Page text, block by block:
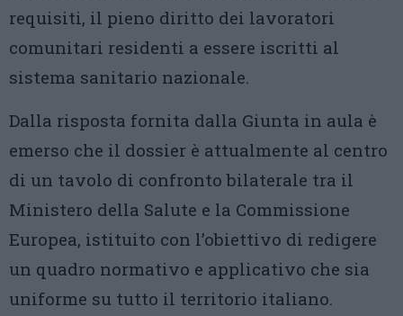
requisiti, il pieno diritto dei lavoratori
comunitari residenti a essere iscritti al
sistema sanitario nazionale.
Dalla risposta fornita dalla Giunta in aula è
emerso che il dossier è attualmente al centro
di un tavolo di confronto bilaterale tra il
Ministero della Salute e la Commissione
Europea, istituito con l’obiettivo di redigere
un quadro normativo e applicativo che sia
uniforme su tutto il territorio italiano.